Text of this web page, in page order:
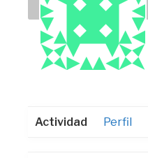
Actividad Perfil